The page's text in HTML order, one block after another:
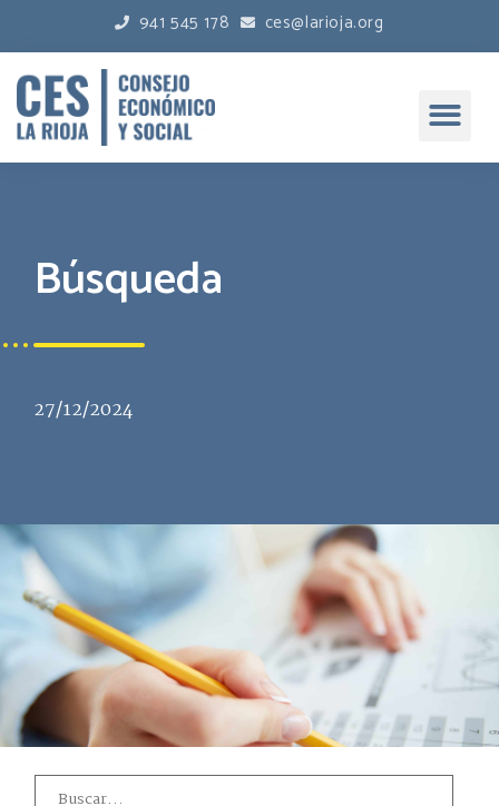
941 545 178 ces@larioja.org
Búsqueda
27/12/2024